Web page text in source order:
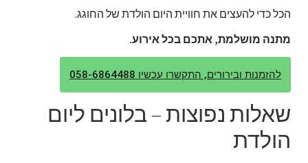
הכל כדי להעצים את חוויית היום הולדת של החוגג.
מתנה מושלמת, אתכם בכל אירוע.
להזמנות ובירורים, התקשרו עכשיו 058-6864488
שאלות נפוצות – בלונים ליום
הולדת